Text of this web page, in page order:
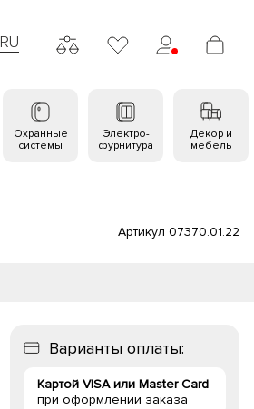
RU
Охранные
системы
Электро-
фурнитура
Декор и
мебель
Артикул 07370.01.22
Варианты оплаты:
Картой VISA или Master Card
при оформлении заказа